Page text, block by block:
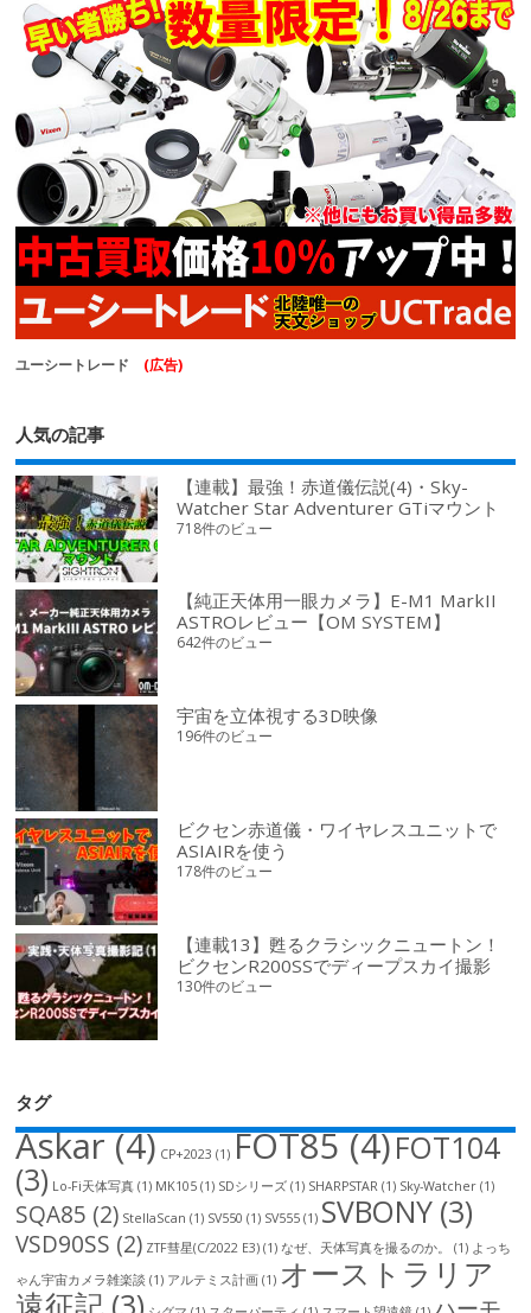
ユーシートレード (広告)
人気の記事
【連載】最強！赤道儀伝説(4)・Sky-
Watcher Star Adventurer GTiマウント
718件のビュー
【純正天体用一眼カメラ】E-M1 MarkII
ASTROレビュー【OM SYSTEM】
642件のビュー
宇宙を立体視する3D映像
196件のビュー
ビクセン赤道儀・ワイヤレスユニットで
ASIAIRを使う
178件のビュー
【連載13】甦るクラシックニュートン！
ビクセンR200SSでディープスカイ撮影
130件のビュー
タグ
Askar(4) CP+2023 (1) FOT85(4)FOT104
(3) Lo-Fi天体写真 (1) MK105 (1) SDシリーズ (1) SHARPSTAR (1) Sky-Watcher (1)
SQA85 (2) StellaScan (1) SV550 (1) SV555 (1) SVBONY (3)
VSD90SS (2) ZTF彗星(C/2022 E3) (1) なぜ、天体写真を撮るのか。 (1) よっち
ゃん宇宙カメラ雑楽談 (1) アルテミス計画 (1) オーストラリア